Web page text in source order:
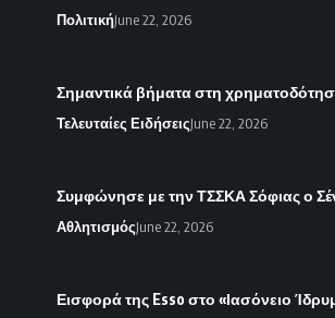
ΠολιτικήJune 22, 2026
Σημαντικά βήματα στη
Τελευταίες ΕιδήσειςJune 22, 2026
Συμφώνησε με την ΤΣΣΚΑ Σόφιας ο
ΑθλητισμόςJune 22, 2026
Εισφορά της Esso στο «Ιασόνειο